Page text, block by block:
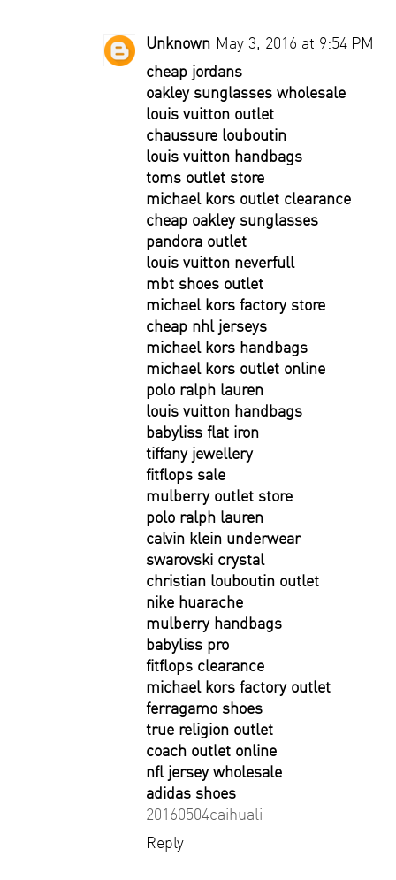
Unknown May 3, 2016 at 9:54 PM
cheap jordans
oakley sunglasses wholesale
louis vuitton outlet
chaussure louboutin
louis vuitton handbags
toms outlet store
michael kors outlet clearance
cheap oakley sunglasses
pandora outlet
louis vuitton neverfull
mbt shoes outlet
michael kors factory store
cheap nhl jerseys
michael kors handbags
michael kors outlet online
polo ralph lauren
louis vuitton handbags
babyliss flat iron
tiffany jewellery
fitflops sale
mulberry outlet store
polo ralph lauren
calvin klein underwear
swarovski crystal
christian louboutin outlet
nike huarache
mulberry handbags
babyliss pro
fitflops clearance
michael kors factory outlet
ferragamo shoes
true religion outlet
coach outlet online
nfl jersey wholesale
adidas shoes
20160504caihuali
Reply